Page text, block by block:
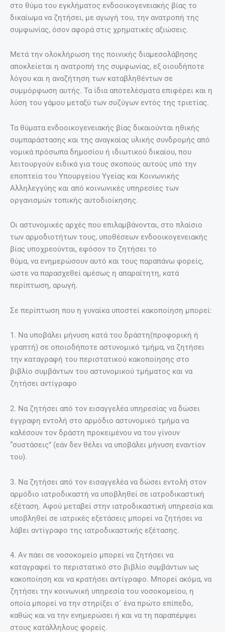
στο θύµα του εγκλήµατος ενδοοικογενειακής βίας το
δικαίωµα να ζητήσει, µε αγωγή του, την ανατροπή της
συµφωνίας, όσον αφορά στις χρηµατικές αξιώσεις.
Μετά την ολοκλήρωση της ποινικής διαµεσολάβησης
αποκλείεται η ανατροπή της συµφωνίας, εξ οιουδήποτε
λόγου και η αναζήτηση των καταβληθέντων σε
συµµόρφωση αυτής. Τα ίδια αποτελέσµατα επιφέρει και η
λύση του γάµου µεταξύ των συζύγων εντός της τριετίας.
Τα θύµατα ενδοοικογενειακής βίας δικαιούνται ηθικής
συµπαράστασης και της αναγκαίας υλικής συνδροµής από
νοµικά πρόσωπα δηµοσίου ή ιδιωτικού δικαίου, που
λειτουργούν ειδικά για τους σκοπούς αυτούς υπό την
εποπτεία του Υπουργείου Υγείας και Κοινωνικής
Αλληλεγγύης και από κοινωνικές υπηρεσίες των
οργανισµών τοπικής αυτοδιοίκησης.
Οι αστυνοµικές αρχές που επιλαµβάνονται, στο πλαίσιο
των αρµοδιοτήτων τους, υποθέσεων ενδοοικογενειακής
βίας υποχρεούνται, εφόσον το ζητήσει το
θύµα, να ενηµερώσουν αυτό και τους παραπάνω φορείς,
ώστε να παρασχεθεί αµέσως η απαραίτητη, κατά
περίπτωση, αρωγή.
Σε περίπτωση που η γυναίκα υποστεί κακοποίηση µπορεί:
1. Να υποβάλει µήνυση κατά του δράστη(προφορική ή
γραπτή) σε οποιοδήποτε αστυνοµικό τµήµα, να ζητήσει
την καταγραφή του περιστατικού κακοποίησης στο
βιβλίο συµβάντων του αστυνοµικού τµήµατος και να
ζητήσει αντίγραφο
2. Να ζητήσει από τον εισαγγελέα υπηρεσίας να δώσει
έγγραφη εντολή στο αρµόδιο αστυνοµικό τµήµα να
καλέσουν τον δράστη προκειµένου να του γίνουν
“συστάσεις” (εάν δεν θέλει να υποβάλει µήνυση εναντίον
του).
3. Να ζητήσει από τον εισαγγελέα να δώσει εντολή στον
αρµόδιο ιατροδικαστή να υποβληθεί σε ιατροδικαστική
εξέταση. Αφού µεταβεί στην ιατροδικαστική υπηρεσία και
υποβληθεί σε ιατρικές εξετάσεις µπορεί να ζητήσει να
λάβει αντίγραφο της ιατροδικαστικής εξέτασης.
4. Αν πάει σε νοσοκοµείο µπορεί να ζητήσει να
καταγραφεί το περιστατικό στο βιβλίο συµβάντων ως
κακοποίηση και να κρατήσει αντίγραφο. Μπορεί ακόµα, να
ζητήσει την κοινωνική υπηρεσία του νοσοκοµείου, η
οποία µπορεί να την στηρίξει σ´ ένα πρώτο επίπεδο,
καθώς και να την ενηµερώσει ή και να τη παραπέµψει
στους κατάλληλους φορείς.